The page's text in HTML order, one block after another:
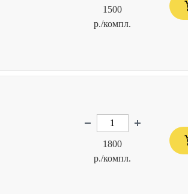
1500
р./компл.
1800
р./компл.